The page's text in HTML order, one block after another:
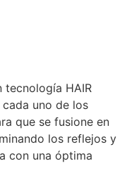
tecnología HAIR
uno de los
que se fusione en
los reflejos y
con una óptima